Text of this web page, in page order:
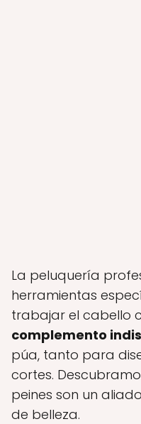
La peluquería
herramientas
trabajar el cabello
complemento
púa, tanto para
cortes.
peines son un
de belleza.